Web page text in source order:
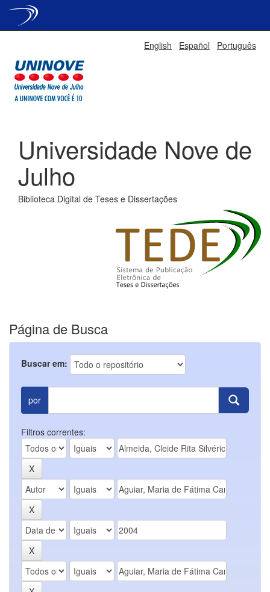
English Español Português
Universidade Nove de
Julho
Biblioteca Digital de Teses e Dissertações
Página de Busca
Buscar em:
por
Filtros correntes: